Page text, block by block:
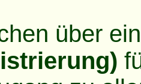
über